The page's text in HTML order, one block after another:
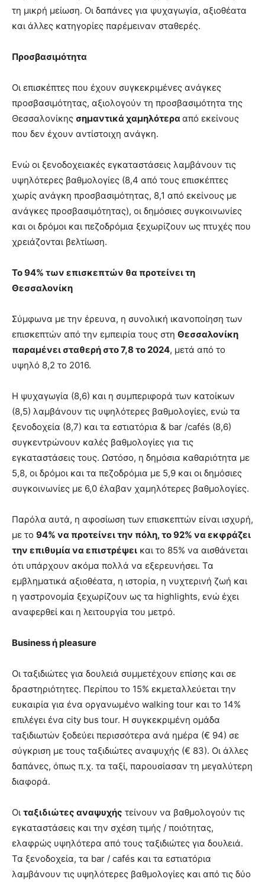
τη μικρή μείωση. Οι δαπάνες για ψυχαγωγία, αξιοθέατα
και άλλες κατηγορίες παρέμειναν σταθερές.
Προσβασιμότητα
Οι επισκέπτες που έχουν συγκεκριμένες ανάγκες
προσβασιμότητας, αξιολογούν τη προσβασιμότητα της
Θεσσαλονίκης σημαντικά χαμηλότερα από εκείνους
που δεν έχουν αντίστοιχη ανάγκη.
Ενώ οι ξενοδοχειακές εγκαταστάσεις λαμβάνουν τις
υψηλότερες βαθμολογίες (8,4 από τους επισκέπτες
χωρίς ανάγκη προσβασιμότητας, 8,1 από εκείνους με
ανάγκες προσβασιμότητας), οι δημόσιες συγκοινωνίες
και οι δρόμοι και πεζοδρόμια ξεχωρίζουν ως πτυχές που
χρειάζονται βελτίωση.
Το 94% των επισκεπτών θα προτείνει τη
Θεσσαλονίκη
Σύμφωνα με την έρευνα, η συνολική ικανοποίηση των
επισκεπτών από την εμπειρία τους στη Θεσσαλονίκη
παραμένει σταθερή στο 7,8 το 2024, μετά από το
υψηλό 8,2 το 2016.
Η ψυχαγωγία (8,6) και η συμπεριφορά των κατοίκων
(8,5) λαμβάνουν τις υψηλότερες βαθμολογίες, ενώ τα
ξενοδοχεία (8,7) και τα εστιατόρια & bar /cafés (8,6)
συγκεντρώνουν καλές βαθμολογίες για τις
εγκαταστάσεις τους. Ωστόσο, η δημόσια καθαριότητα με
5,8, οι δρόμοι και τα πεζοδρόμια με 5,9 και οι δημόσιες
συγκοινωνίες με 6,0 έλαβαν χαμηλότερες βαθμολογίες.
Παρόλα αυτά, η αφοσίωση των επισκεπτών είναι ισχυρή,
με το 94% να προτείνει την πόλη, το 92% να εκφράζει
την επιθυμία να επιστρέψει και το 85% να αισθάνεται
ότι υπάρχουν ακόμα πολλά να εξερευνήσει. Τα
εμβληματικά αξιοθέατα, η ιστορία, η νυχτερινή ζωή και
η γαστρονομία ξεχωρίζουν ως τα highlights, ενώ έχει
αναφερθεί και η λειτουργία του μετρό.
Businessήpleasure
Οι ταξιδιώτες για δουλειά συμμετέχουν επίσης και σε
δραστηριότητες. Περίπου το 15% εκμεταλλεύεται την
ευκαιρία για ένα οργανωμένο walking tour και το 14%
επιλέγει ένα city bus tour. H συγκεκριμένη ομάδα
ταξιδιωτών ξοδεύει περισσότερα ανά ημέρα (€ 94) σε
σύγκριση με τους ταξιδιώτες αναψυχής (€ 83). Οι άλλες
δαπάνες, όπως π.χ. τα ταξί, παρουσίασαν τη μεγαλύτερη
διαφορά.
Οι ταξιδιώτες αναψυχής τείνουν να βαθμολογούν τις
εγκαταστάσεις και την σχέση τιμής / ποιότητας,
ελαφρώς υψηλότερα από τους ταξιδιώτες για δουλειά.
Τα ξενοδοχεία, τα bar / cafés και τα εστιατόρια
λαμβάνουν τις υψηλότερες βαθμολογίες και από τις δύο